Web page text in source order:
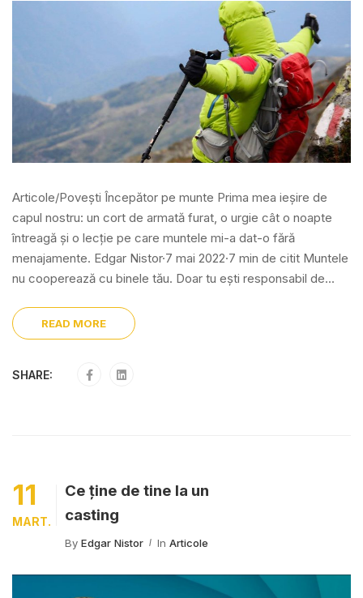
Articole/Povești Începător pe munte Prima mea ieșire de
capul nostru: un cort de armată furat, o urgie cât o noapte
întreagă și o lecție pe care muntele mi-a dat-o fără
menajamente. Edgar Nistor·7 mai 2022·7 min de citit Muntele
nu cooperează cu binele tău. Doar tu ești responsabil de...
READ MORE
SHARE:
11
MART.
Ce ține de tine la un
casting
By Edgar Nistor In Articole